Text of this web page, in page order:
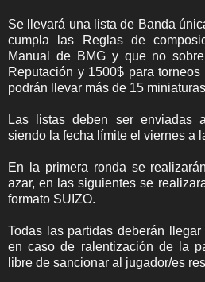
Se llevará una lista de Banda
cumpla las Reglas de
Manual de BMG y que no
Reputación y 1500$ para
podrán llevar más de 15
Las listas deben ser enviadas
siendo la fecha límite el viernes a
En la primera ronda se
azar, en las siguientes se
formato SUIZO.
Todas las partidas deberán
en caso de ralentización de la
libre de sancionar al jugador/es